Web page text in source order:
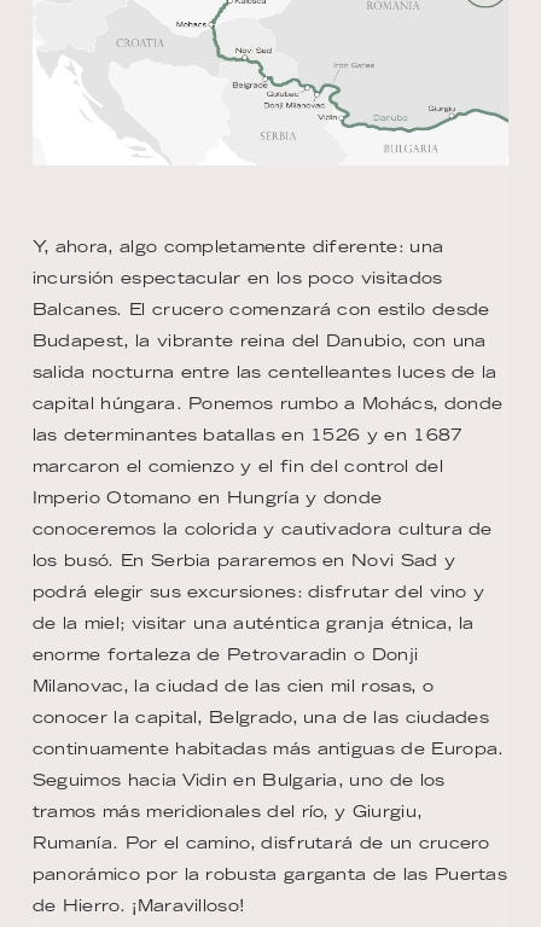
Y, ahora, algo completamente diferente: una
incursión espectacular en los poco visitados
Balcanes. El crucero comenzará con estilo desde
Budapest, la vibrante reina del Danubio, con una
salida nocturna entre las centelleantes luces de la
capital húngara. Ponemos rumbo a Mohács, donde
las determinantes batallas en 1526 y en 1687
marcaron el comienzo y el fin del control del
Imperio Otomano en Hungría y donde
conoceremos la colorida y cautivadora cultura de
los busó. En Serbia pararemos en Novi Sad y
podrá elegir sus excursiones: disfrutar del vino y
de la miel; visitar una auténtica granja étnica, la
enorme fortaleza de Petrovaradin o Donji
Milanovac, la ciudad de las cien mil rosas, o
conocer la capital, Belgrado, una de las ciudades
continuamente habitadas más antiguas de Europa.
Seguimos hacia Vidin en Bulgaria, uno de los
tramos más meridionales del río, y Giurgiu,
Rumanía. Por el camino, disfrutará de un crucero
panorámico por la robusta garganta de las Puertas
de Hierro. ¡Maravilloso!